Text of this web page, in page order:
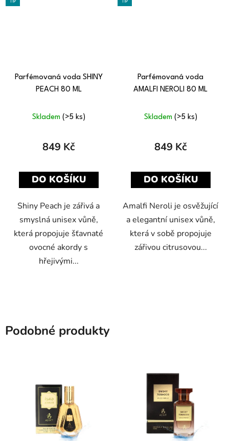
TIP
Parfémovaná voda SHINY
PEACH 80 ML
Skladem (>5 ks)
849 Kč
DO KOŠÍKU
Shiny Peach je zářivá a
smyslná unisex vůně,
která propojuje šťavnaté
ovocné akordy s
hřejivými...
TIP
Parfémovaná voda
AMALFI NEROLI 80 ML
Skladem (>5 ks)
849 Kč
DO KOŠÍKU
Amalfi Neroli je osvěžující
a elegantní unisex vůně,
která v sobě propojuje
zářivou citrusovou...
Podobné produkty